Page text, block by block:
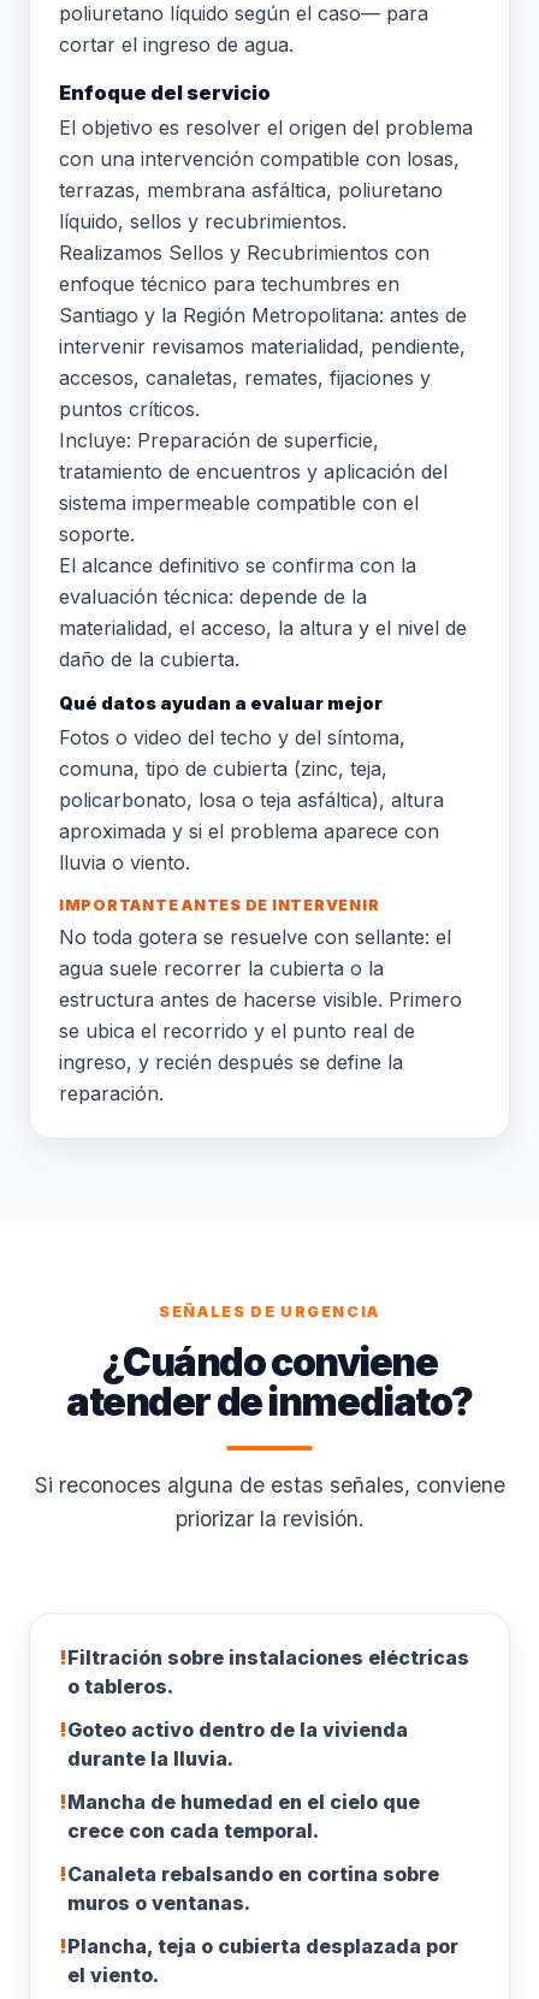
poliuretano líquido según el caso— para
cortar el ingreso de agua.
Enfoque del servicio
El objetivo es resolver el origen del problema
con una intervención compatible con losas,
terrazas, membrana asfáltica, poliuretano
líquido, sellos y recubrimientos.
Realizamos Sellos y Recubrimientos con
enfoque técnico para techumbres en
Santiago y la Región Metropolitana: antes de
intervenir revisamos materialidad, pendiente,
accesos, canaletas, remates, fijaciones y
puntos críticos.
Incluye: Preparación de superficie,
tratamiento de encuentros y aplicación del
sistema impermeable compatible con el
soporte.
El alcance definitivo se confirma con la
evaluación técnica: depende de la
materialidad, el acceso, la altura y el nivel de
daño de la cubierta.
Qué datos ayudan a evaluar mejor
Fotos o video del techo y del síntoma,
comuna, tipo de cubierta (zinc, teja,
policarbonato, losa o teja asfáltica), altura
aproximada y si el problema aparece con
lluvia o viento.
IMPORTANTE ANTES DE INTERVENIR
No toda gotera se resuelve con sellante: el
agua suele recorrer la cubierta o la
estructura antes de hacerse visible. Primero
se ubica el recorrido y el punto real de
ingreso, y recién después se define la
reparación.
SEÑALES DE URGENCIA
¿Cuándo conviene
atender de inmediato?
Si reconoces alguna de estas señales, conviene
priorizar la revisión.
!Filtración sobre instalaciones eléctricas
o tableros.
!Goteo activo dentro de la vivienda
durante la lluvia.
!Mancha de humedad en el cielo que
crece con cada temporal.
!Canaleta rebalsando en cortina sobre
muros o ventanas.
!Plancha, teja o cubierta desplazada por
el viento.